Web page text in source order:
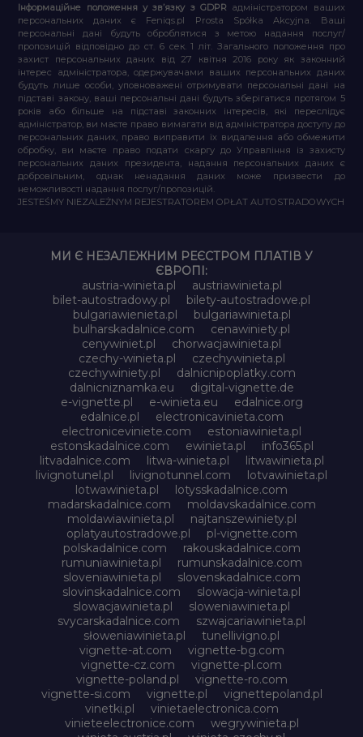
Інформаційне положення у зв’язку з GDPR адміністратором ваших
персональних даних є Feniqs.pl Prosta Spółka Akcyjna. Ваші
персональні дані будуть оброблятися з метою надання послуг/
пропозицій відповідно до ст. 6 сек. 1 літ. Загального положення про
захист персональних даних від 27 квітня 2016 року як законний
інтерес адміністратора, одержувачами ваших персональних даних
будуть лише особи, уповноважені отримувати персональні дані на
підставі закону, ваші персональні дані будуть зберігатися протягом 5
років або більше на підставі законних інтересів, які переслідує
адміністратор, ви маєте право вимагати від адміністратора доступу до
персональних даних, право виправити їх видалення або обмежити
обробку, ви маєте право подати скаргу до Управління із захисту
персональних даних президента, надання персональних даних є
добровільним, однак ненадання даних може призвести до
неможливості надання послуг/пропозицій.
JESTEŚMY NIEZALEŻNYM REJESTRATOREM OPŁAT AUTOSTRADOWYCH
МИ Є НЕЗАЛЕЖНИМ РЕЄСТРОМ ПЛАТІВ У
ЄВРОПІ:
austria-winieta.pl
austriawinieta.pl
bilet-autostradowy.pl
bilety-autostradowe.pl
bulgariawienieta.pl
bulgariawinieta.pl
bulharskadalnice.com
cenawiniety.pl
cenywiniet.pl
chorwacjawinieta.pl
czechy-winieta.pl
czechywinieta.pl
czechywiniety.pl
dalnicnipoplatky.com
dalnicniznamka.eu
digital-vignette.de
e-vignette.pl
e-winieta.eu
edalnice.org
edalnice.pl
electronicavinieta.com
electroniceviniete.com
estoniawinieta.pl
estonskadalnice.com
ewinieta.pl
info365.pl
litvadalnice.com
litwa-winieta.pl
litwawinieta.pl
livignotunel.pl
livignotunnel.com
lotvawinieta.pl
lotwawinieta.pl
lotysskadalnice.com
madarskadalnice.com
moldavskadalnice.com
moldawiawinieta.pl
najtanszewiniety.pl
oplatyautostradowe.pl
pl-vignette.com
polskadalnice.com
rakouskadalnice.com
rumuniawinieta.pl
rumunskadalnice.com
sloveniawinieta.pl
slovenskadalnice.com
slovinskadalnice.com
slowacja-winieta.pl
slowacjawinieta.pl
sloweniawinieta.pl
svycarskadalnice.com
szwajcariawinieta.pl
słoweniawinieta.pl
tunellivigno.pl
vignette-at.com
vignette-bg.com
vignette-cz.com
vignette-pl.com
vignette-poland.pl
vignette-ro.com
vignette-si.com
vignette.pl
vignettepoland.pl
vinetki.pl
vinietaelectronica.com
vinieteelectronice.com
wegrywinieta.pl